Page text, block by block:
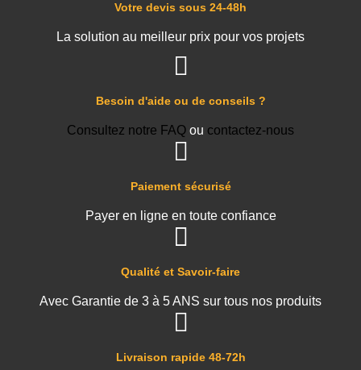
Livraison rapide 48-72h
Qualité et Savoir-faire
Avec Garantie de 3 à 5 ANS sur tous nos produits
Paiement sécurisé
Payer en ligne en toute confiance
Besoin d'aide ou de conseils ?
Consultez notre FAQ ou contactez-nous
Votre devis sous 24-48h
La solution au meilleur prix pour vos projets